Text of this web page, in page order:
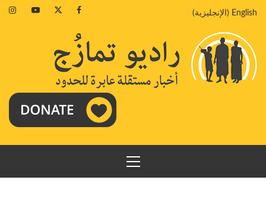
إلىEnglish
( الإنجليزية)
Facebook
Twitter
Youtube
القائمة
الرئيسية